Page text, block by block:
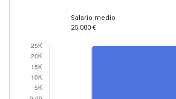
Salario medio
25.000 €